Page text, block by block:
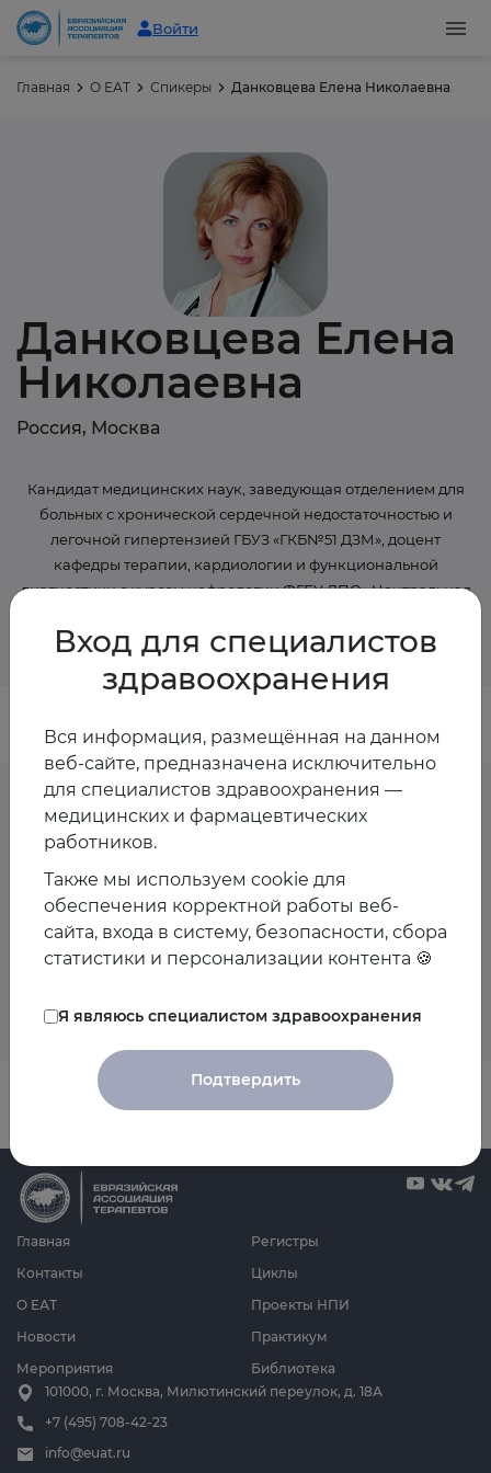
Войти
Главная О ЕАТ Спикеры Данковцева Елена Николаевна
Данковцева Елена
Николаевна
Россия, Москва
Кандидат медицинских наук, заведующая отделением для
больных с хронической сердечной недостаточностью и
легочной гипертензией ГБУЗ «ГКБ№51 ДЗМ», доцент
кафедры терапии, кардиологии и функциональной
диагностики с курсом нефрологии ФГБУ ДПО «Центральная
РФ
Предстоящие
мероприятия спикера
Пока мероприятия со спикером не запланированы
Главная
О ЕАТ
Новости
Мероприятия
Циклы
Проекты НПИ
Практикум
Библиотека
Регистры
Контакты
101000, г. Москва, Милютинский переулок, д. 18А
+7 (495) 708-42-23
info@euat.ru
Вход для специалистов
здравоохранения
Вся информация, размещённая на данном
веб-сайте, предназначена исключительно
для специалистов здравоохранения —
медицинских и фармацевтических
работников.
Также мы используем cookie для
обеспечения корректной работы веб-
сайта, входа в систему, безопасности, сбора
статистики и персонализации контента 🍪
Я являюсь специалистом здравоохранения
Подтвердить